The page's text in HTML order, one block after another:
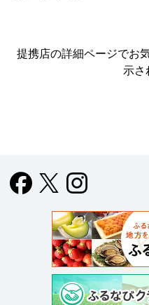
提携店の詳細ページでお
示さ